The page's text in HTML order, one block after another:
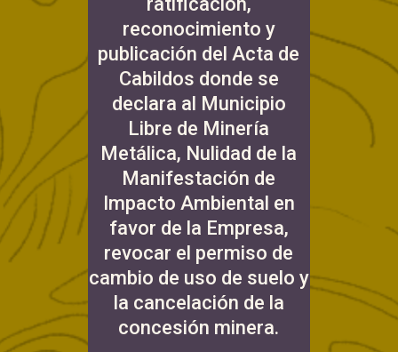
reconocimiento y
publicación del Acta de
Cabildos donde se
declara al Municipio
Libre de Minería
Metálica, Nulidad de la
Manifestación de
Impacto Ambiental en
favor de la Empresa,
revocar el permiso de
cambio de uso de suelo y
la cancelación de la
concesión minera.